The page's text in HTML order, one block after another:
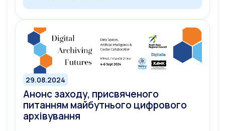
29.08.2024
Анонс заходу, присвяченого
питанням майбутнього цифрового
архівування